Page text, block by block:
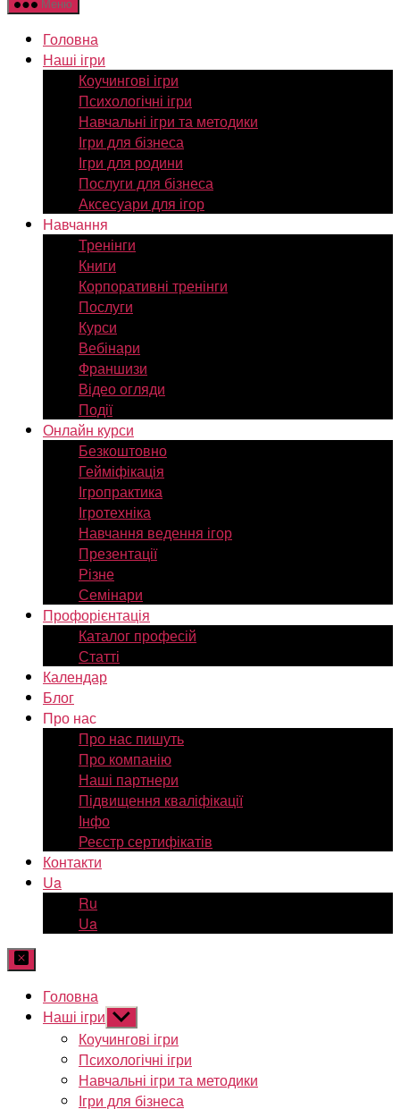
Меню
Головна
Наші ігри
Коучингові ігри
Психологічні ігри
Навчальні ігри та методики
Ігри для бізнеса
Ігри для родини
Послуги для бізнеса
Аксесуари для ігор
Навчання
Тренінги
Книги
Корпоративні тренінги
Послуги
Курси
Вебінари
Франшизи
Відео огляди
Події
Онлайн курси
Безкоштовно
Гейміфікація
Ігропрактика
Ігротехніка
Навчання ведення ігор
Презентації
Різне
Семінари
Профорієнтація
Каталог професій
Статті
Календар
Блог
Про нас
Про нас пишуть
Про компанію
Наші партнери
Підвищення кваліфікації
Інфо
Реєстр сертифікатів
Контакти
Ua
Ru
Ua
Головна
Наші ігри Показати
підменю
Коучингові ігри
Психологічні ігри
Навчальні ігри та методики
Ігри для бізнеса